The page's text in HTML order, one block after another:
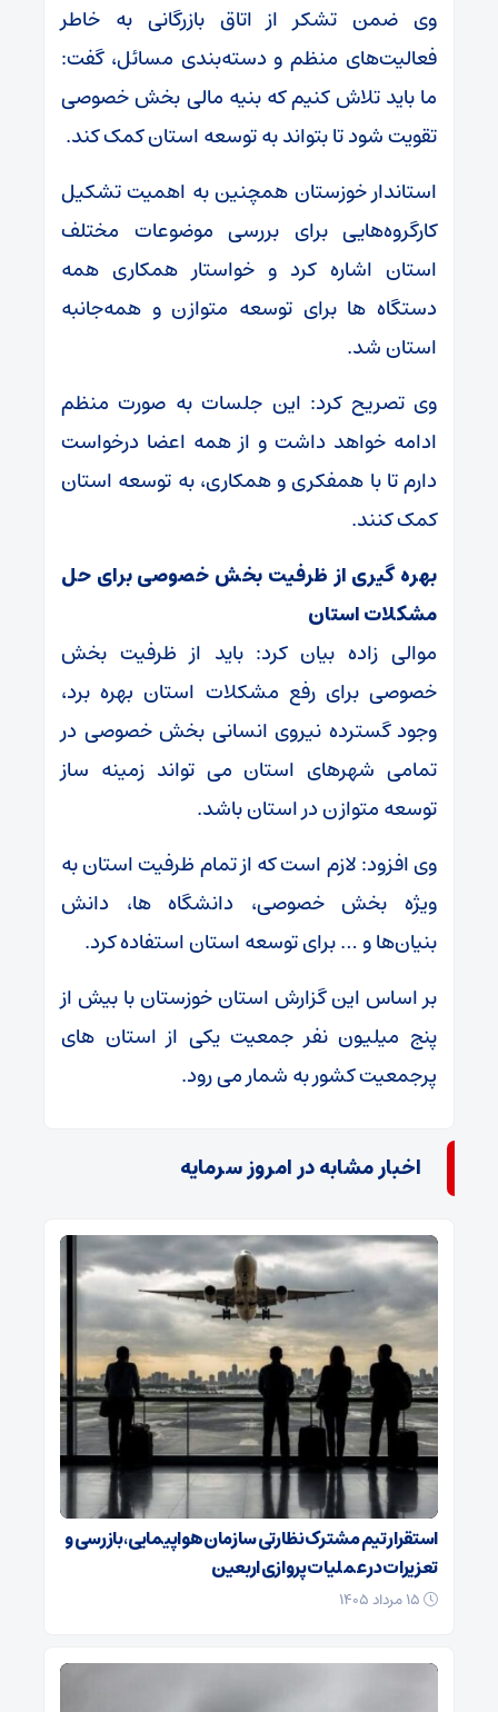
وی ضمن تشکر از اتاق بازرگانی به خاطر
فعالیت‌های منظم و دسته‌بندی مسائل، گفت:
ما باید تلاش کنیم که بنیه مالی بخش خصوصی
تقویت شود تا بتواند به توسعه استان کمک کند.
استاندار خوزستان همچنین به اهمیت تشکیل
کارگروه‌هایی برای بررسی موضوعات مختلف
استان اشاره کرد و خواستار همکاری همه
دستگاه ها برای توسعه متوازن و همه‌جانبه
استان شد.
وی تصریح کرد: این جلسات به صورت منظم
ادامه خواهد داشت و از همه اعضا درخواست
دارم تا با همفکری و همکاری، به توسعه استان
کمک کنند.
بهره گیری از ظرفیت بخش خصوصی برای حل
مشکلات استان
موالی زاده بیان کرد: باید از ظرفیت بخش
خصوصی برای رفع مشکلات استان بهره برد،
وجود گسترده نیروی انسانی بخش خصوصی در
تمامی شهرهای استان می تواند زمینه ساز
توسعه متوازن در استان باشد.
وی افزود: لازم است که از تمام ظرفیت استان به
ویژه بخش خصوصی، دانشگاه ها، دانش
بنیان‌ها و … برای توسعه استان استفاده کرد.
بر اساس این گزارش استان خوزستان با بیش از
پنج میلیون نفر جمعیت یکی از استان های
پرجمعیت کشور به شمار می رود.
اخبار مشابه در امروز سرمایه
استقرار تیم مشترک نظارتی سازمان هواپیمایی، بازرسی و
تعزیرات در عملیات پروازی اربعین